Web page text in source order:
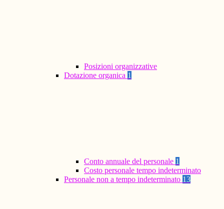
Posizioni organizzative
Dotazione organica 1
Conto annuale del personale 1
Costo personale tempo indeterminato
Personale non a tempo indeterminato 13